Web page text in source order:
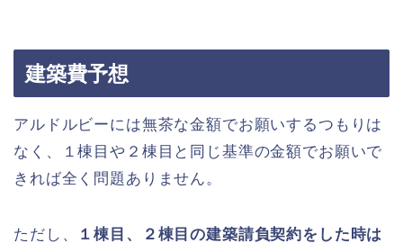
建築費予想
アルドルビーには無茶な金額でお願いするつもりは
なく、１棟目や２棟目と同じ基準の金額でお願いで
きれば全く問題ありません。
ただし、
１棟目、２棟目の建築請負契約をした時は